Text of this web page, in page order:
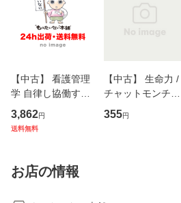
【中古】 看護管理
学 自律し協働する
専門職の看護マネ
ジメントスキル 改
恵 藤本幸三 / 南江
堂 [単行
3,862円
送料無料
【中古】 生命力 /
チャットモンチー /
キューンレコード
[CD]【メール便送
355円
お店の情報